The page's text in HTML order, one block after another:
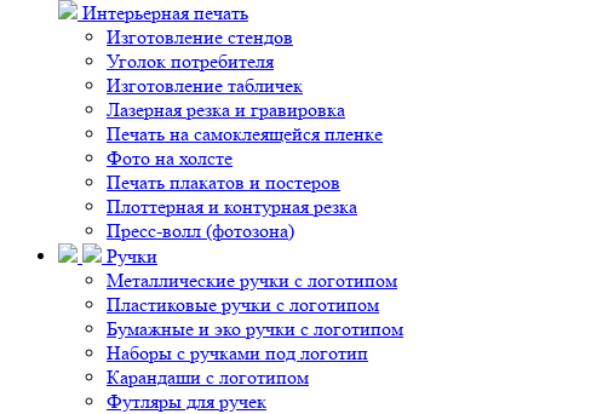
Интерьерная печать
Изготовление стендов
Уголок потребителя
Изготовление табличек
Лазерная резка и гравировка
Печать на самоклеящейся пленке
Фото на холсте
Печать плакатов и постеров
Плоттерная и контурная резка
Пресс-волл (фотозона)
Ручки
Металлические ручки с логотипом
Пластиковые ручки с логотипом
Бумажные и эко ручки с логотипом
Наборы с ручками под логотип
Карандаши с логотипом
Футляры для ручек